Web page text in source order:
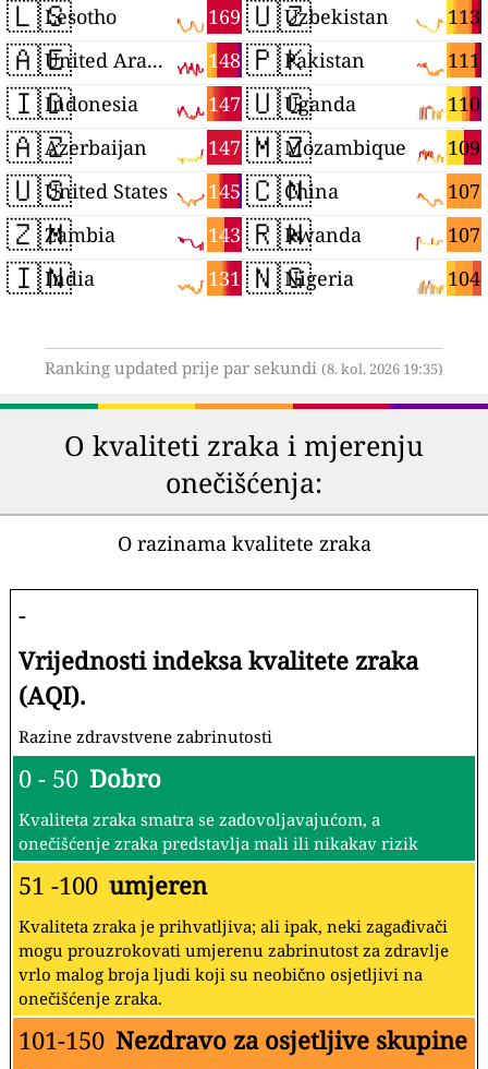
🇱🇸 169
Lesotho
🇦🇪 148
United Arab Emirates
🇮🇩 147
Indonesia
🇦🇿 147
Azerbaijan
🇺🇸 145
United States
🇿🇲 143
Zambia
🇮🇳 131
India
🇺🇿 113
Uzbekistan
🇵🇰 111
Pakistan
🇺🇬 110
Uganda
🇲🇿 109
Mozambique
🇨🇳 107
China
🇷🇼 107
Rwanda
🇳🇬 104
Nigeria
Ranking updated prije par sekundi (8. kol. 2026 19:35)
O kvaliteti zraka i mjerenju
onečišćenja:
O razinama kvalitete zraka
-
Vrijednosti indeksa kvalitete zraka
(AQI).
Razine zdravstvene zabrinutosti
0 - 50 Dobro
Kvaliteta zraka smatra se zadovoljavajućom, a
onečišćenje zraka predstavlja mali ili nikakav rizik
51 -100 umjeren
Kvaliteta zraka je prihvatljiva; ali ipak, neki zagađivači
mogu prouzrokovati umjerenu zabrinutost za zdravlje
vrlo malog broja ljudi koji su neobično osjetljivi na
onečišćenje zraka.
101-150 Nezdravo za osjetljive skupine